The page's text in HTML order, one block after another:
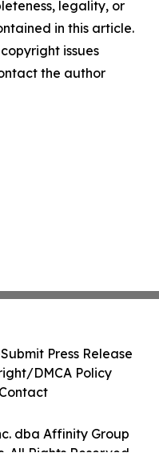
legality, or
in this article.
issues
the author
dba Affinity Group
All Rights Reserved.
Submit Press Release
DMCA Policy
Contact